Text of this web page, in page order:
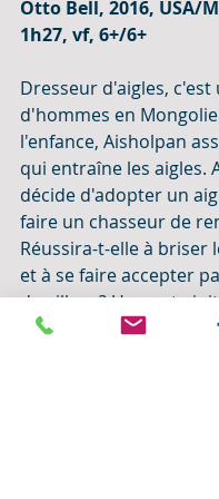
Otto Bell, 2016, USA/
1h27, vf, 6+/6+
Dresseur d'aigles,
d'hommes en
l'enfance, Aisholpan
qui entraîne les aigles.
décide d'adopter un
faire un chasseur de
Réussira-t-elle à briser
et à se faire accepter
du village? Un conte
fond d'égalité femmes/